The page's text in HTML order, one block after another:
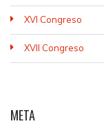
XVI Congreso
XVII Congreso
META